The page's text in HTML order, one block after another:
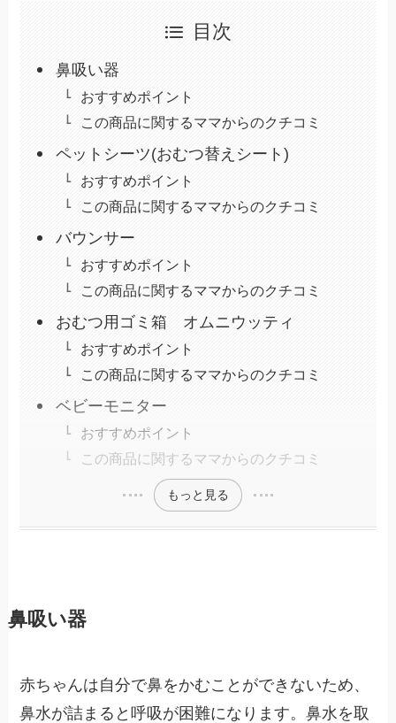
目次
鼻吸い器
おすすめポイント
この商品に関するママからのクチコミ
ペットシーツ(おむつ替えシート)
おすすめポイント
この商品に関するママからのクチコミ
バウンサー
おすすめポイント
この商品に関するママからのクチコミ
おむつ用ゴミ箱 オムニウッティ
おすすめポイント
この商品に関するママからのクチコミ
ベビーモニター
おすすめポイント
この商品に関するママからのクチコミ
もっと見る
鼻吸い器
赤ちゃんは自分で鼻をかむことができないため、
鼻水が詰まると呼吸が困難になります。鼻水を取